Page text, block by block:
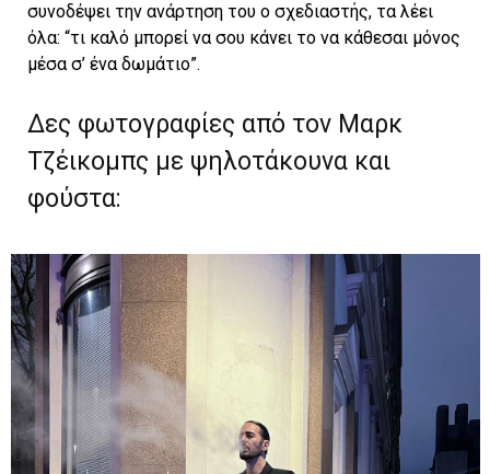
συνοδέψει την ανάρτηση του ο σχεδιαστής, τα λέει
όλα: “τι καλό μπορεί να σου κάνει το να κάθεσαι μόνος
μέσα σ’ ένα δωμάτιο”.
Δες φωτογραφίες από τον Μαρκ
Τζέικομπς με ψηλοτάκουνα και
φούστα: